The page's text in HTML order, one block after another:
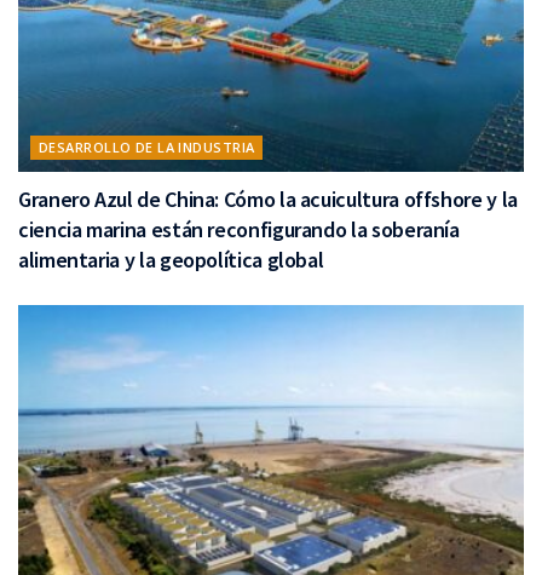
DESARROLLO DE LA INDUSTRIA
Granero Azul de China: Cómo la acuicultura offshore y la
ciencia marina están reconfigurando la soberanía
alimentaria y la geopolítica global